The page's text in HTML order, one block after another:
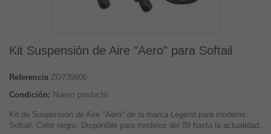
Kit Suspensión de Aire "Aero" para Softail
Referencia ZO739906
Condición: Nuevo producto
Kit de Suspensión de Aire "Aero" de la marca Legend para modelos
Softail. Color negro. Disponible para modelos del 89 hasta la actualidad.